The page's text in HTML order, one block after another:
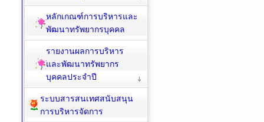
หลักเกณฑ์การบริหารและ
พัฒนาทรัพยากรบุคคล
รายงานผลการบริหาร
และพัฒนาทรัพยากร
บุคคลประจำปี
ระบบสารสนเทศสนับสนุน
การบริหารจัดการ